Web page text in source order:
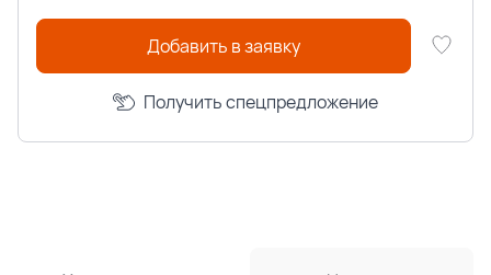
Добавить в заявку
Получить спецпредложение